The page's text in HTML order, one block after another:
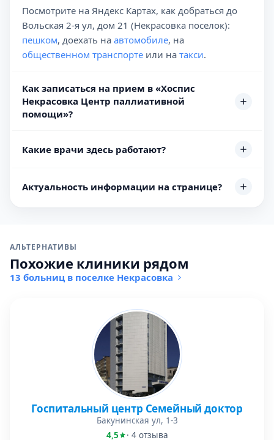
Посмотрите на Яндекс Картах, как добраться до
Вольская 2-я ул, дом 21 (Некрасовка поселок):
пешком, доехать на автомобиле, на
общественном транспорте или на такси.
Как записаться на прием в «Хоспис
Некрасовка Центр паллиативной
помощи»?
Какие врачи здесь работают?
Актуальность информации на странице?
АЛЬТЕРНАТИВЫ
Похожие клиники рядом
13 больниц в поселке Некрасовка
Госпитальный центр Семейный доктор
Бакунинская ул, 1-3
4,5
· 4 отзыва